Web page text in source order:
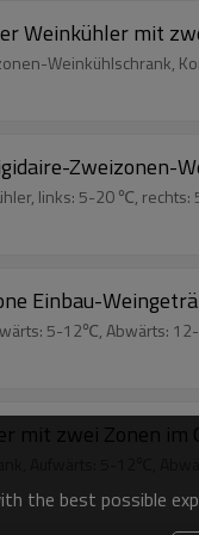
Weinkühler mit
Weinkühlschrank,
Zweizonen-
links: 5-20 ℃,
Einbau-
5-12℃, Abwärts:
mit zwei Zonen
Aufwärts: 5-12℃,
the best possible